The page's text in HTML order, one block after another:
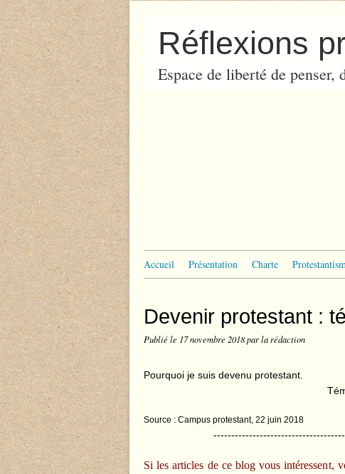
Réflexions
Espace de liberté de penser,
Accueil Présentation Charte
Devenir protestant :
Publié le 17 novembre 2018par la rédaction
Pourquoi je suis devenu protestant.
Source : Campus protestant, 22 juin 2018
Si les articles de ce blog vous intéressent,